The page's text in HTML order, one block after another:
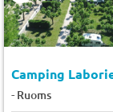
Camping
- Ruoms